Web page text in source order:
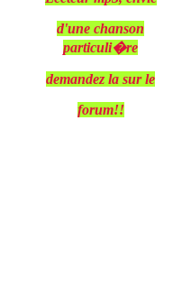
d'une chanson
particuli�re
demandez la sur le
forum!!